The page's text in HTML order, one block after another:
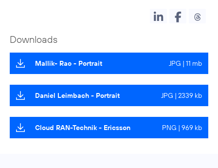
Downloads
Mallik- Rao - Portrait JPG | 11 mb
Daniel Leimbach - Portrait JPG | 2339 kb
Cloud RAN-Technik - Ericsson PNG | 969 kb